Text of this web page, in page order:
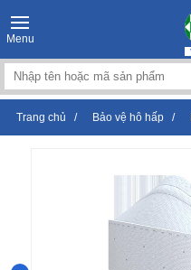
Menu
Trang chủ / Bảo vệ hô hấp /